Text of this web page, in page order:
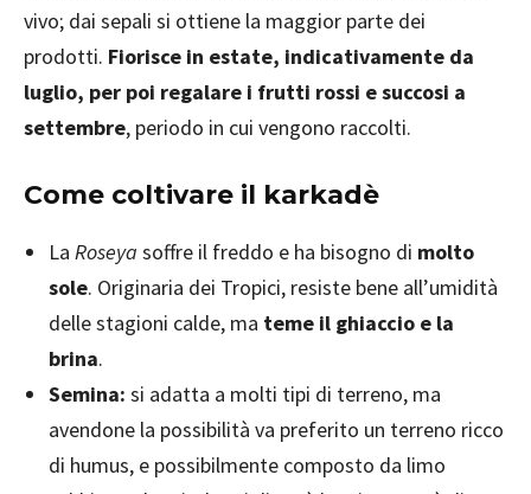
vivo; dai sepali si ottiene la maggior parte dei
prodotti. Fiorisce in estate, indicativamente da
luglio, per poi regalare i frutti rossi e succosi a
settembre, periodo in cui vengono raccolti.
Come coltivare il karkadè
La Roseya soffre il freddo e ha bisogno di molto
sole. Originaria dei Tropici, resiste bene all’umidità
delle stagioni calde, ma teme il ghiaccio e la
brina.
Semina: si adatta a molti tipi di terreno, ma
avendone la possibilità va preferito un terreno ricco
di humus, e possibilmente composto da limo